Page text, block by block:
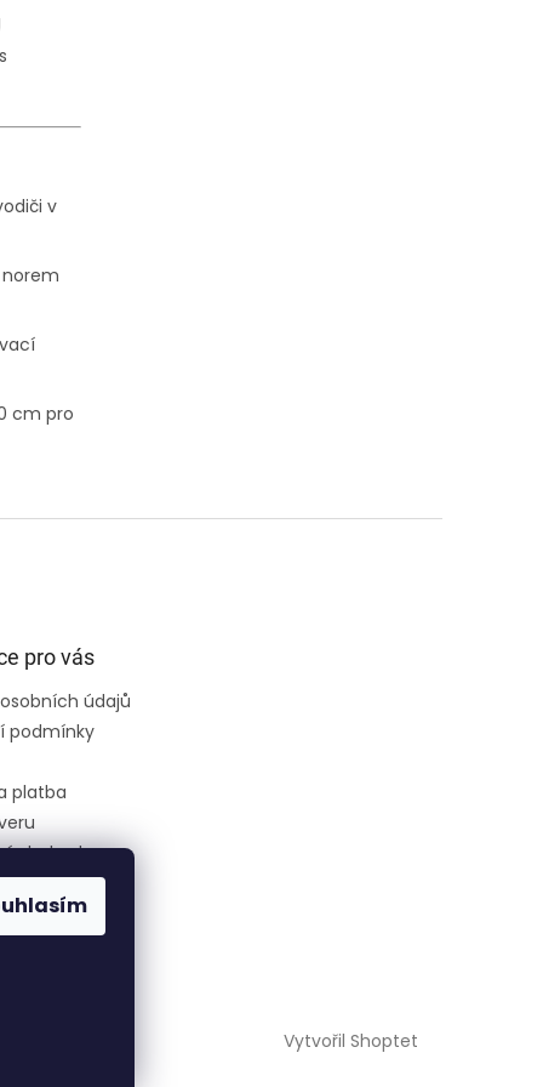
v
cm pro
pro vás
údajů
podmínky
platba
obchodu
Vytvořil Shoptet